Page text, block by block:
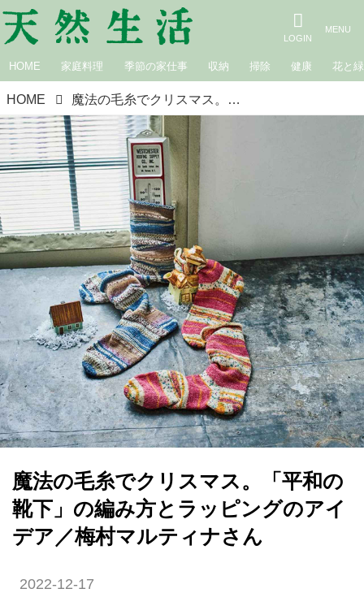
HOME 家庭料理 季節の家仕事 収納 掃除 健康 花と緑
HOME 魔法の毛糸でクリスマス。「平和の靴下」の編み方とラッピングのアイデア／梅村マルティナさん
魔法の毛糸でクリスマス。「平和の
靴下」の編み方とラッピングのアイ
デア／梅村マルティナさん
2022-12-17